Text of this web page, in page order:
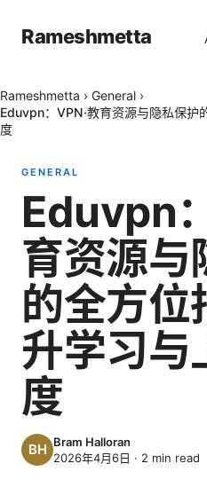
Rameshmetta
Rameshmetta › General ›
Eduvpn：VPN·教育资源与隐私保护
度
GENERAL
Eduvpn
育资源与
的全方位
升学习与
度
Bram Halloran
2026年4月6日 · 2 min read